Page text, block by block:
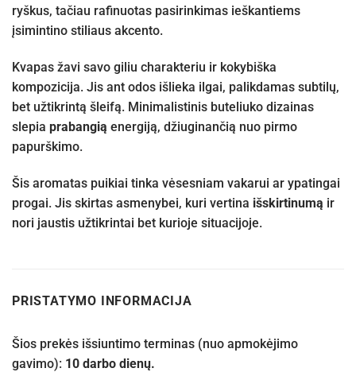
ryškus, tačiau rafinuotas pasirinkimas ieškantiems
įsimintino stiliaus akcento.
Kvapas žavi savo giliu charakteriu ir kokybiška
kompozicija. Jis ant odos išlieka ilgai, palikdamas subtilų,
bet užtikrintą šleifą. Minimalistinis buteliuko dizainas
slepia prabangią energiją, džiuginančią nuo pirmo
papurškimo.
Šis aromatas puikiai tinka vėsesniam vakarui ar ypatingai
progai. Jis skirtas asmenybei, kuri vertina išskirtinumą ir
nori jaustis užtikrintai bet kurioje situacijoje.
PRISTATYMO INFORMACIJA
Šios prekės išsiuntimo terminas (nuo apmokėjimo
gavimo): 10 darbo dienų.